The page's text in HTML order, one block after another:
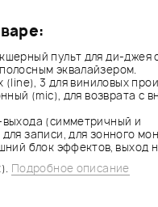
пульт для ди-джея
эквалайзером.
(line), 3 для виниловых
(mic), для возврата с
(симметричный и
записи, для зонного
блок эффектов, выход
Подробное описание